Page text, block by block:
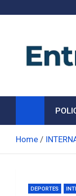
Home
DEPORTES